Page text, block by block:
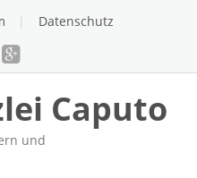
Datenschutz
Caputo
und